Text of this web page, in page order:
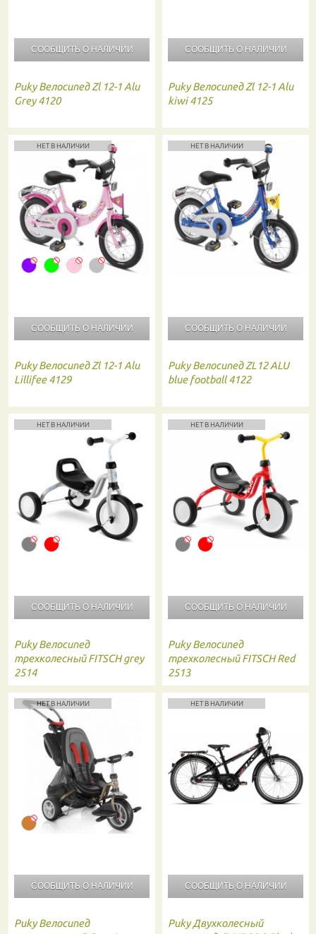
СООБЩИТЬ О НАЛИЧИИ
Puky Велосипед Zl 12-1 Alu
Grey 4120
СООБЩИТЬ О НАЛИЧИИ
Puky Велосипед Zl 12-1 Alu
kiwi 4125
НЕТ В НАЛИЧИИ
СООБЩИТЬ О НАЛИЧИИ
Puky Велосипед Zl 12-1 Alu
Lillifee 4129
НЕТ В НАЛИЧИИ
СООБЩИТЬ О НАЛИЧИИ
Puky Велосипед ZL12 ALU
blue football 4122
НЕТ В НАЛИЧИИ
СООБЩИТЬ О НАЛИЧИИ
Puky Велосипед
трехколесный FITSCH grey
2514
НЕТ В НАЛИЧИИ
СООБЩИТЬ О НАЛИЧИИ
Puky Велосипед
трехколесный FITSCH Red
2513
НЕТ В НАЛИЧИИ
СООБЩИТЬ О НАЛИЧИИ
Puky Велосипед
НЕТ В НАЛИЧИИ
СООБЩИТЬ О НАЛИЧИИ
Puky Двухколесный